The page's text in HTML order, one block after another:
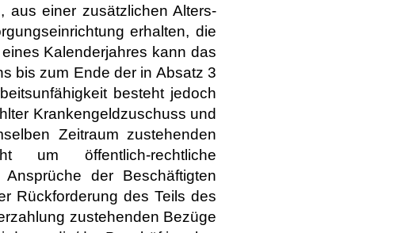
aus einer zusätzlichen Alters-
erhalten, die
Kalenderjahres kann das
bis zum Ende der in Absatz 3
besteht jedoch
Krankengeldzuschuss und
Zeitraum zustehenden
öffentlich-rechtliche
der Beschäftigten
Rückforderung des Teils des
zustehenden Bezüge